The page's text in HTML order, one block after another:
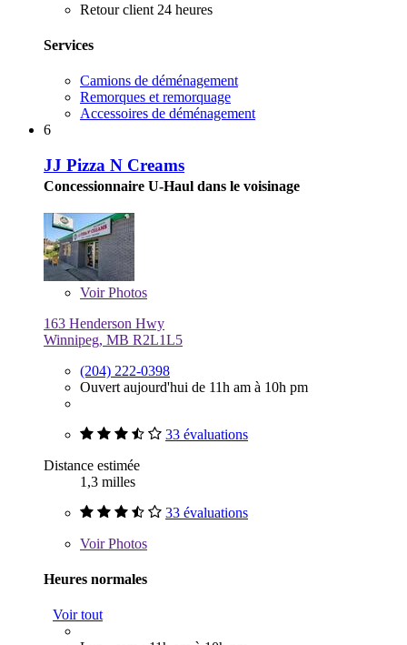
Retour client 24 heures
Services
Camions de déménagement
Remorques et remorquage
Accessoires de déménagement
6
JJ Pizza N Creams
Concessionnaire U-Haul dans le voisinage
VoirPhotos
163 Henderson Hwy
Winnipeg, MB R2L1L5
(204) 222-0398
Ouvert aujourd'hui de 11h am à 10h pm
33 évaluations
Distance estimée
1,3 milles
33 évaluations
VoirPhotos
Heures normales
Voir tout